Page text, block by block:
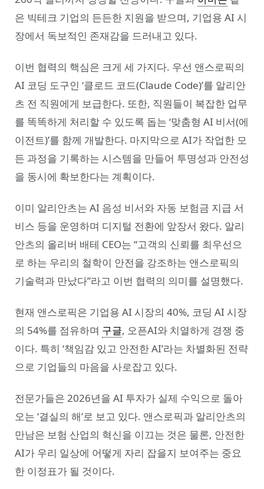
은 빅테크 기업의 든든한 지원을 받으며, 기업용 AI 시
장에서 독보적인 존재감을 드러내고 있다.
이번 협력의 핵심은 크게 세 가지다. 우선 앤스로픽의
AI 코딩 도구인 ‘클로드 코드(Claude Code)’를 알리안
츠 전 직원에게 보급한다. 또한, 직원들이 복잡한 업무
를 똑똑하게 처리할 수 있도록 돕는 ‘맞춤형 AI 비서(에
이전트)’를 함께 개발한다. 마지막으로 AI가 작업한 모
든 과정을 기록하는 시스템을 만들어 투명성과 안전성
을 동시에 확보한다는 계획이다.
이미 알리안츠는 AI 음성 비서와 자동 보험금 지급 서
비스 등을 운영하며 디지털 전환에 앞장서 왔다. 알리
안츠의 올리버 배테 CEO는 “고객의 신뢰를 최우선으
로 하는 우리의 철학이 안전을 강조하는 앤스로픽의
기술력과 만났다”라고 이번 협력의 의미를 설명했다.
현재 앤스로픽은 기업용 AI 시장의 40%, 코딩 AI 시장
의 54%를 점유하며 구글, 오픈AI와 치열하게 경쟁 중
이다. 특히 ‘책임감 있고 안전한 AI’라는 차별화된 전략
으로 기업들의 마음을 사로잡고 있다.
전문가들은 2026년을 AI 투자가 실제 수익으로 돌아
오는 ‘결실의 해’로 보고 있다. 앤스로픽과 알리안츠의
만남은 보험 산업의 혁신을 이끄는 것은 물론, 안전한
AI가 우리 일상에 어떻게 자리 잡을지 보여주는 중요
한 이정표가 될 것이다.